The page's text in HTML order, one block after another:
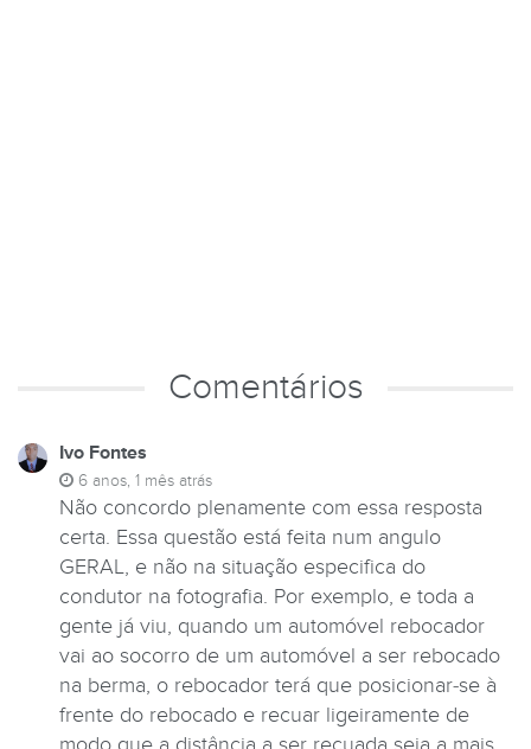
Comentários
Ivo Fontes
6 anos, 1 mês atrás
Não concordo plenamente com essa resposta
certa. Essa questão está feita num angulo
GERAL, e não na situação especifica do
condutor na fotografia. Por exemplo, e toda a
gente já viu, quando um automóvel rebocador
vai ao socorro de um automóvel a ser rebocado
na berma, o rebocador terá que posicionar-se à
frente do rebocado e recuar ligeiramente de